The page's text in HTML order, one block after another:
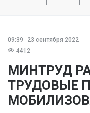
09:39
23 сентября 2022
4412
МИНТРУД
ТРУДОВЫЕ